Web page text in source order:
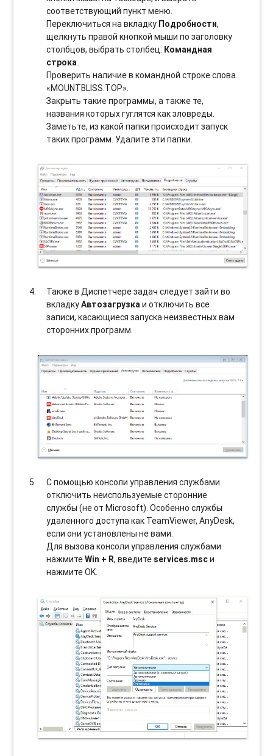
соотвeтствующий пункт меню.
Переключиться на вкладку Подробности,
щелкнуть правой кнопкой мыши по заголовку
столбцов, выбрать столбец: Командная
строка.
Проверить наличие в командной строке слова
«MOUNTBLISS.TOP».
Закрыть такие программы, а также те,
названия которых гуглятся как зловреды.
Заметьте, из какой папки происходит запуск
таких программ. Удалите эти папки.
Также в Диспетчере задач следует зайти во
вкладкуАвтозагрузкаи отключить все
записи, касающиеся запуска неизвестных вам
сторонних программ.
С помощью консоли управления службами
отключить неиспользуемые сторонние
службы (не от Microsoft). Особенно службы
удаленного доступа как TeamViewer, AnyDesk,
если они установлены не вами.
Для вызова консоли управления службами
нажмитеWin + R, введите services.mscи
нажмите OK.